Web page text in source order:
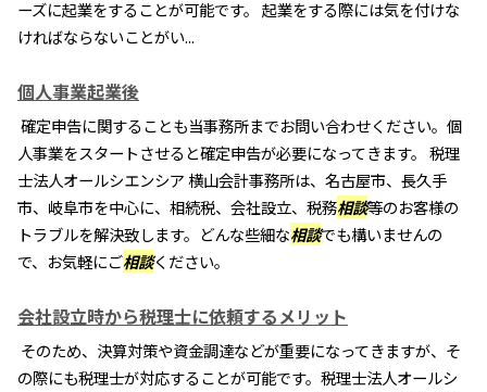
ーズに起業をすることが可能です。 起業をする際には気を付けな
ければならないことがい...
個人事業起業後
確定申告に関することも当事務所までお問い合わせください。個
人事業をスタートさせると確定申告が必要になってきます。 税理
士法人オールシエンシア 横山会計事務所は、名古屋市、長久手
市、岐阜市を中心に、相続税、会社設立、税務相談等のお客様の
トラブルを解決致します。どんな些細な相談でも構いませんの
で、お気軽にご相談ください。
会社設立時から税理士に依頼するメリット
そのため、決算対策や資金調達などが重要になってきますが、そ
の際にも税理士が対応することが可能です。税理士法人オールシ